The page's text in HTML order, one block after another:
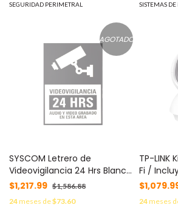
SEGURIDAD PERIMETRAL SISTEMAS
AGOTADO
SYSCOM Letrero de
Videovigilancia 24 Hrs Blanco
y Negro / Paquete con 10
MOD: SYSLETVIDBN/10
$1,217.99 $1,586.88
24meses de$73.60
TP-LINK
Fi /
Utiliza
Memoria
24meses